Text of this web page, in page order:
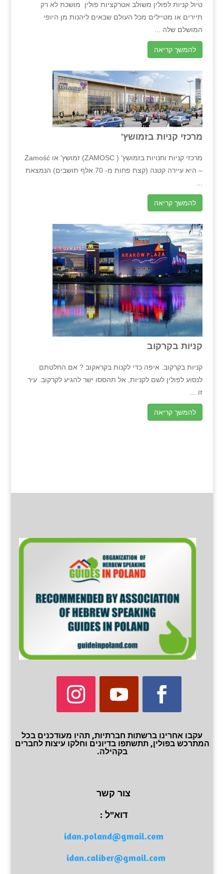
טיול קניות לפולין משולב אטרקציות פולין מושכת לא רק
תיירים או מטיילים מכל העולם שבאים ליהנות מן היופי
המושלם שלה ...
להמשך קריאה
מרכזי קניות בזמושץ'
מרכזי קניות וחנויות בזמושץ' ( ZAMOSC) זמושץ' או Zamość
– היא עיירה קטנה (קצת פחות מ- 70 אלף תושבים) הנמצאת
להמשך קריאה
קניות בקרקוב
קניות בקרקוב. איפה כדי לקנות בקראקוב ? אם החלטתם
לנסוע לפולין לשם לקניות, אל תהססו ישר להגיע לקרקוב. עיר
זו ...
להמשך קריאה
עקבו אחרינו ברשתות חברתיות, תהיו מעודכנים בכל
המתרכש בפולין, תתשתפו בדיונים וחלקו עיצות לחברים
בקהילה.
צור קשר
דוא"ל :
idan.poland@gmail.com
idan.caliber@gmail.com